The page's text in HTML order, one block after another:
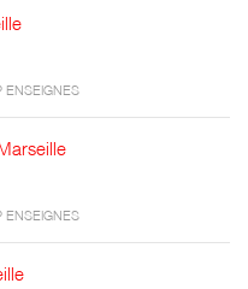
ENSEIGNES
ENSEIGNES